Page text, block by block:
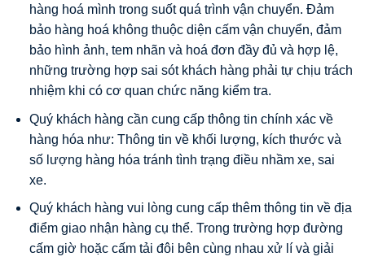
hàng hoá mình trong suốt quá trình vận chuyển. Đảm
bảo hàng hoá không thuộc diện cấm vận chuyển, đảm
bảo hình ảnh, tem nhãn và hoá đơn đầy đủ và hợp lệ,
những trường hợp sai sót khách hàng phải tự chịu trách
nhiệm khi có cơ quan chức năng kiểm tra.
Quý khách hàng cần cung cấp thông tin chính xác về
hàng hóa như: Thông tin về khối lượng, kích thước và
số lượng hàng hóa tránh tình trạng điều nhầm xe, sai
xe.
Quý khách hàng vui lòng cung cấp thêm thông tin về địa
điểm giao nhận hàng cụ thể. Trong trường hợp đường
cấm giờ hoặc cấm tải đôi bên cùng nhau xử lí và giải